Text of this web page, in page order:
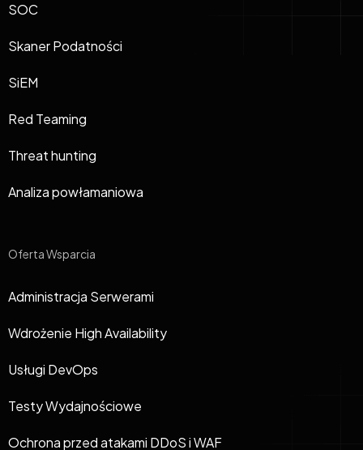
SOC
Skaner Podatności
SiEM
Red Teaming
Threat hunting
Analiza powłamaniowa
Oferta Wsparcia
Administracja Serwerami
Wdrożenie High Availability
Usługi DevOps
Testy Wydajnościowe
Ochrona przed atakami DDoS i WAF